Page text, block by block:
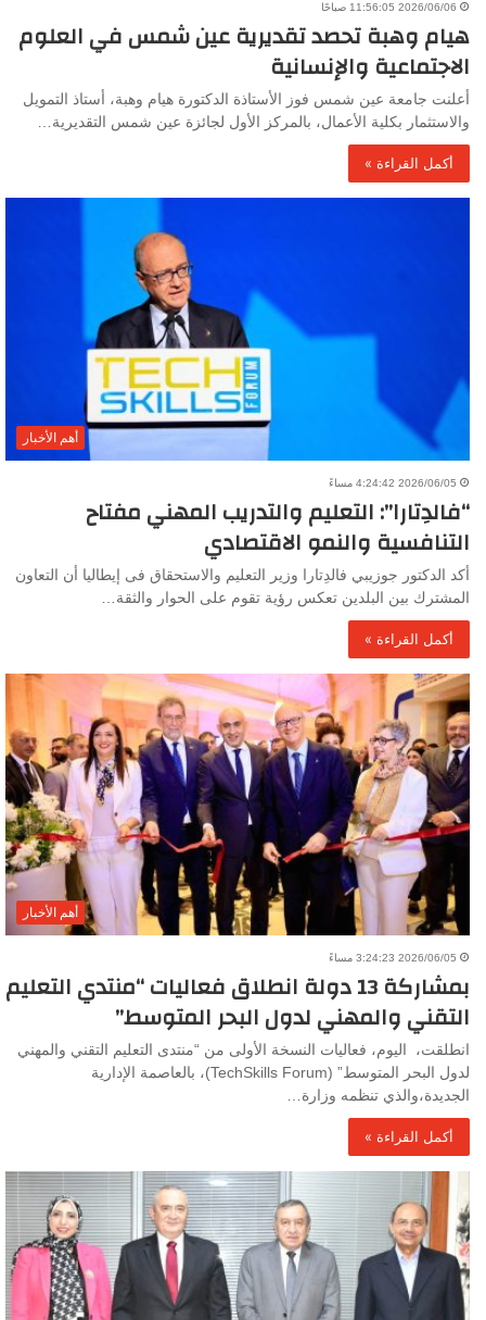
2026/06/06 11:56:05 صباحًا
هيام وهبة تحصد تقديرية عين شمس في العلوم
الاجتماعية والإنسانية
أعلنت جامعة عين شمس فوز الأستاذة الدكتورة هيام وهبة، أستاذ التمويل
والاستثمار بكلية الأعمال، بالمركز الأول لجائزة عين شمس التقديرية…
أكمل القراءة »
أهم الأخبار
2026/06/05 4:24:42 مساءً
“فالدِتارا”: التعليم والتدريب المهني مفتاح
التنافسية والنمو الاقتصادي
أكد الدكتور جوزيبي فالدِتارا وزير التعليم والاستحقاق فى إيطاليا أن التعاون
المشترك بين البلدين تعكس رؤية تقوم على الحوار والثقة…
أكمل القراءة »
أهم الأخبار
2026/06/05 3:24:23 مساءً
بمشاركة 13 دولة انطلاق فعاليات “منتدي التعليم
التقني والمهني لدول البحر المتوسط”
انطلقت، اليوم، فعاليات النسخة الأولى من “منتدى التعليم التقني والمهني
لدول البحر المتوسط” (TechSkills Forum)، بالعاصمة الإدارية
الجديدة،والذي تنظمه وزارة…
أكمل القراءة »